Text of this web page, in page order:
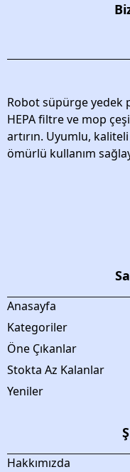
Robot süpürge yedek
HEPA filtre ve mop
artırın. Uyumlu,
ömürlü kullanım
Anasayfa
Kategoriler
Öne Çıkanlar
Stokta Az Kalanlar
Yeniler
Hakkımızda